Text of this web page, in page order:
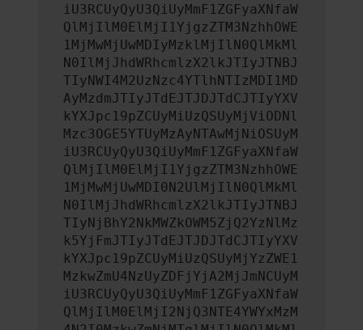
iU3RCUyQyU3QiUyMmF1ZGFyaXNfaW
QlMjIlM0ElMjI1YjgzZTM3NzhhOWE
1MjMwMjUwMDIyMzklMjIlN0QlMkMl
N0IlMjJhdWRhcmlzX2lkJTIyJTNBJ
TIyNWI4M2UzNzc4YTlhNTIzMDI1MD
AyMzdmJTIyJTdEJTJDJTdCJTIyYXV
kYXJpc19pZCUyMiUzQSUyMjViODNl
Mzc3OGE5YTUyMzAyNTAwMjNiOSUyM
iU3RCUyQyU3QiUyMmF1ZGFyaXNfaW
QlMjIlM0ElMjI1YjgzZTM3NzhhOWE
1MjMwMjUwMDI0N2UlMjIlN0QlMkMl
N0IlMjJhdWRhcmlzX2lkJTIyJTNBJ
TIyNjBhY2NkMWZkOWM5ZjQ2YzNlMz
k5YjFmJTIyJTdEJTJDJTdCJTIyYXV
kYXJpc19pZCUyMiUzQSUyMjYzZWE1
MzkwZmU4NzUyZDFjYjA2MjJmNCUyM
iU3RCUyQyU3QiUyMmF1ZGFyaXNfaW
QlMjIlM0ElMjI2NjQ3NTE4YWYxMzM